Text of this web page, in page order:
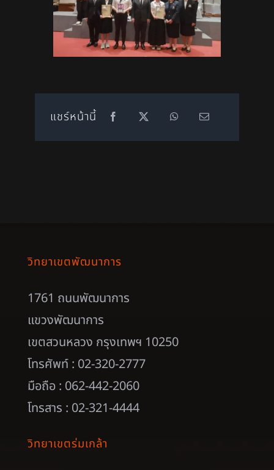
แชร์หน้านี้
วิทยาเขตพัฒนาการ
1761 ถนนพัฒนาการ
แขวงพัฒนาการ
เขตสวนหลวง กรุงเทพฯ 10250
โทรศัพท์ : 02-320-2777
มือถือ : 062-442-2060
โทรสาร : 02-321-4444
วิทยาเขตร่มเกล้า